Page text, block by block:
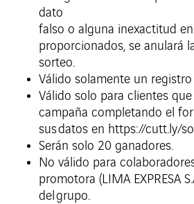
dato
falso o alguna inexactitud
proporcionados, se anulará
sorteo.
Válido solamente un
Válido solo para clientes
campaña completando el
sus datos en https://cutt.ly/
Serán solo 20 ganadores.
No válido para
promotora (LIMA EXPRESA
del grupo.